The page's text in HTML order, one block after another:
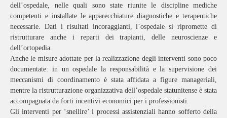
dell’ospedale, nelle quali sono state riunite le discipline mediche
competenti e installate le apparecchiature diagnostiche e terapeutiche
necessarie. Dati i risultati incoraggianti, l’ospedale si ripromette di
ristrutturare anche i reparti dei trapianti, delle neuroscienze e
dell’ortopedia.
Anche le misure adottate per la realizzazione degli interventi sono poco
documentate: in un ospedale la responsabilità e la supervisione dei
meccanismi di coordinamento è stata affidata a figure manageriali,
mentre la ristrutturazione organizzativa dell’ospedale statunitense è stata
accompagnata da forti incentivi economici per i professionisti.
Gli interventi per ‘snellire’ i processi assistenziali hanno sofferto della